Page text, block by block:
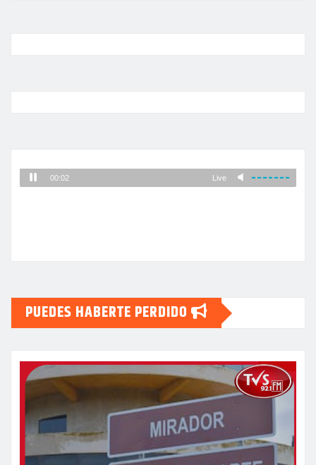
PUEDES HABERTE PERDIDO